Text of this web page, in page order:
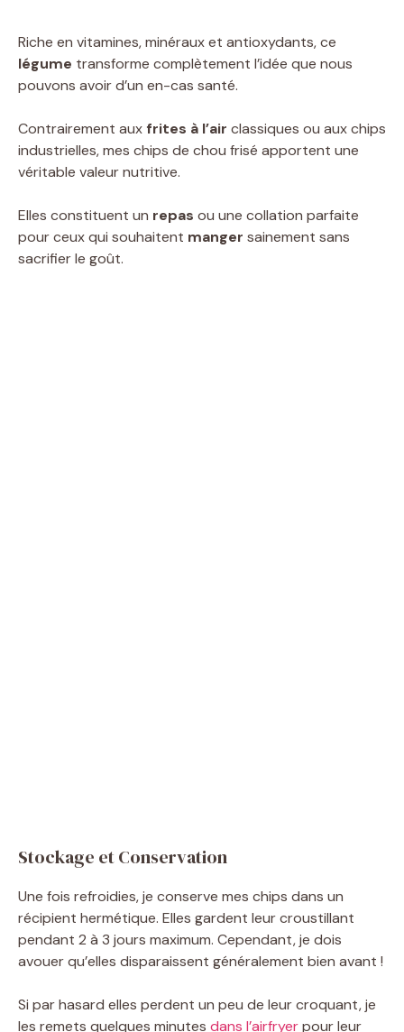
Riche en vitamines, minéraux et antioxydants, ce
légume transforme complètement l’idée que nous
pouvons avoir d’un en-cas santé.
Contrairement aux frites à l’air classiques ou aux chips
industrielles, mes chips de chou frisé apportent une
véritable valeur nutritive.
Elles constituent un repas ou une collation parfaite
pour ceux qui souhaitent manger sainement sans
sacrifier le goût.
Stockage et Conservation
Une fois refroidies, je conserve mes chips dans un
récipient hermétique. Elles gardent leur croustillant
pendant 2 à 3 jours maximum. Cependant, je dois
avouer qu’elles disparaissent généralement bien avant !
Si par hasard elles perdent un peu de leur croquant, je
les remets quelques minutes dans l’airfryerpour leur